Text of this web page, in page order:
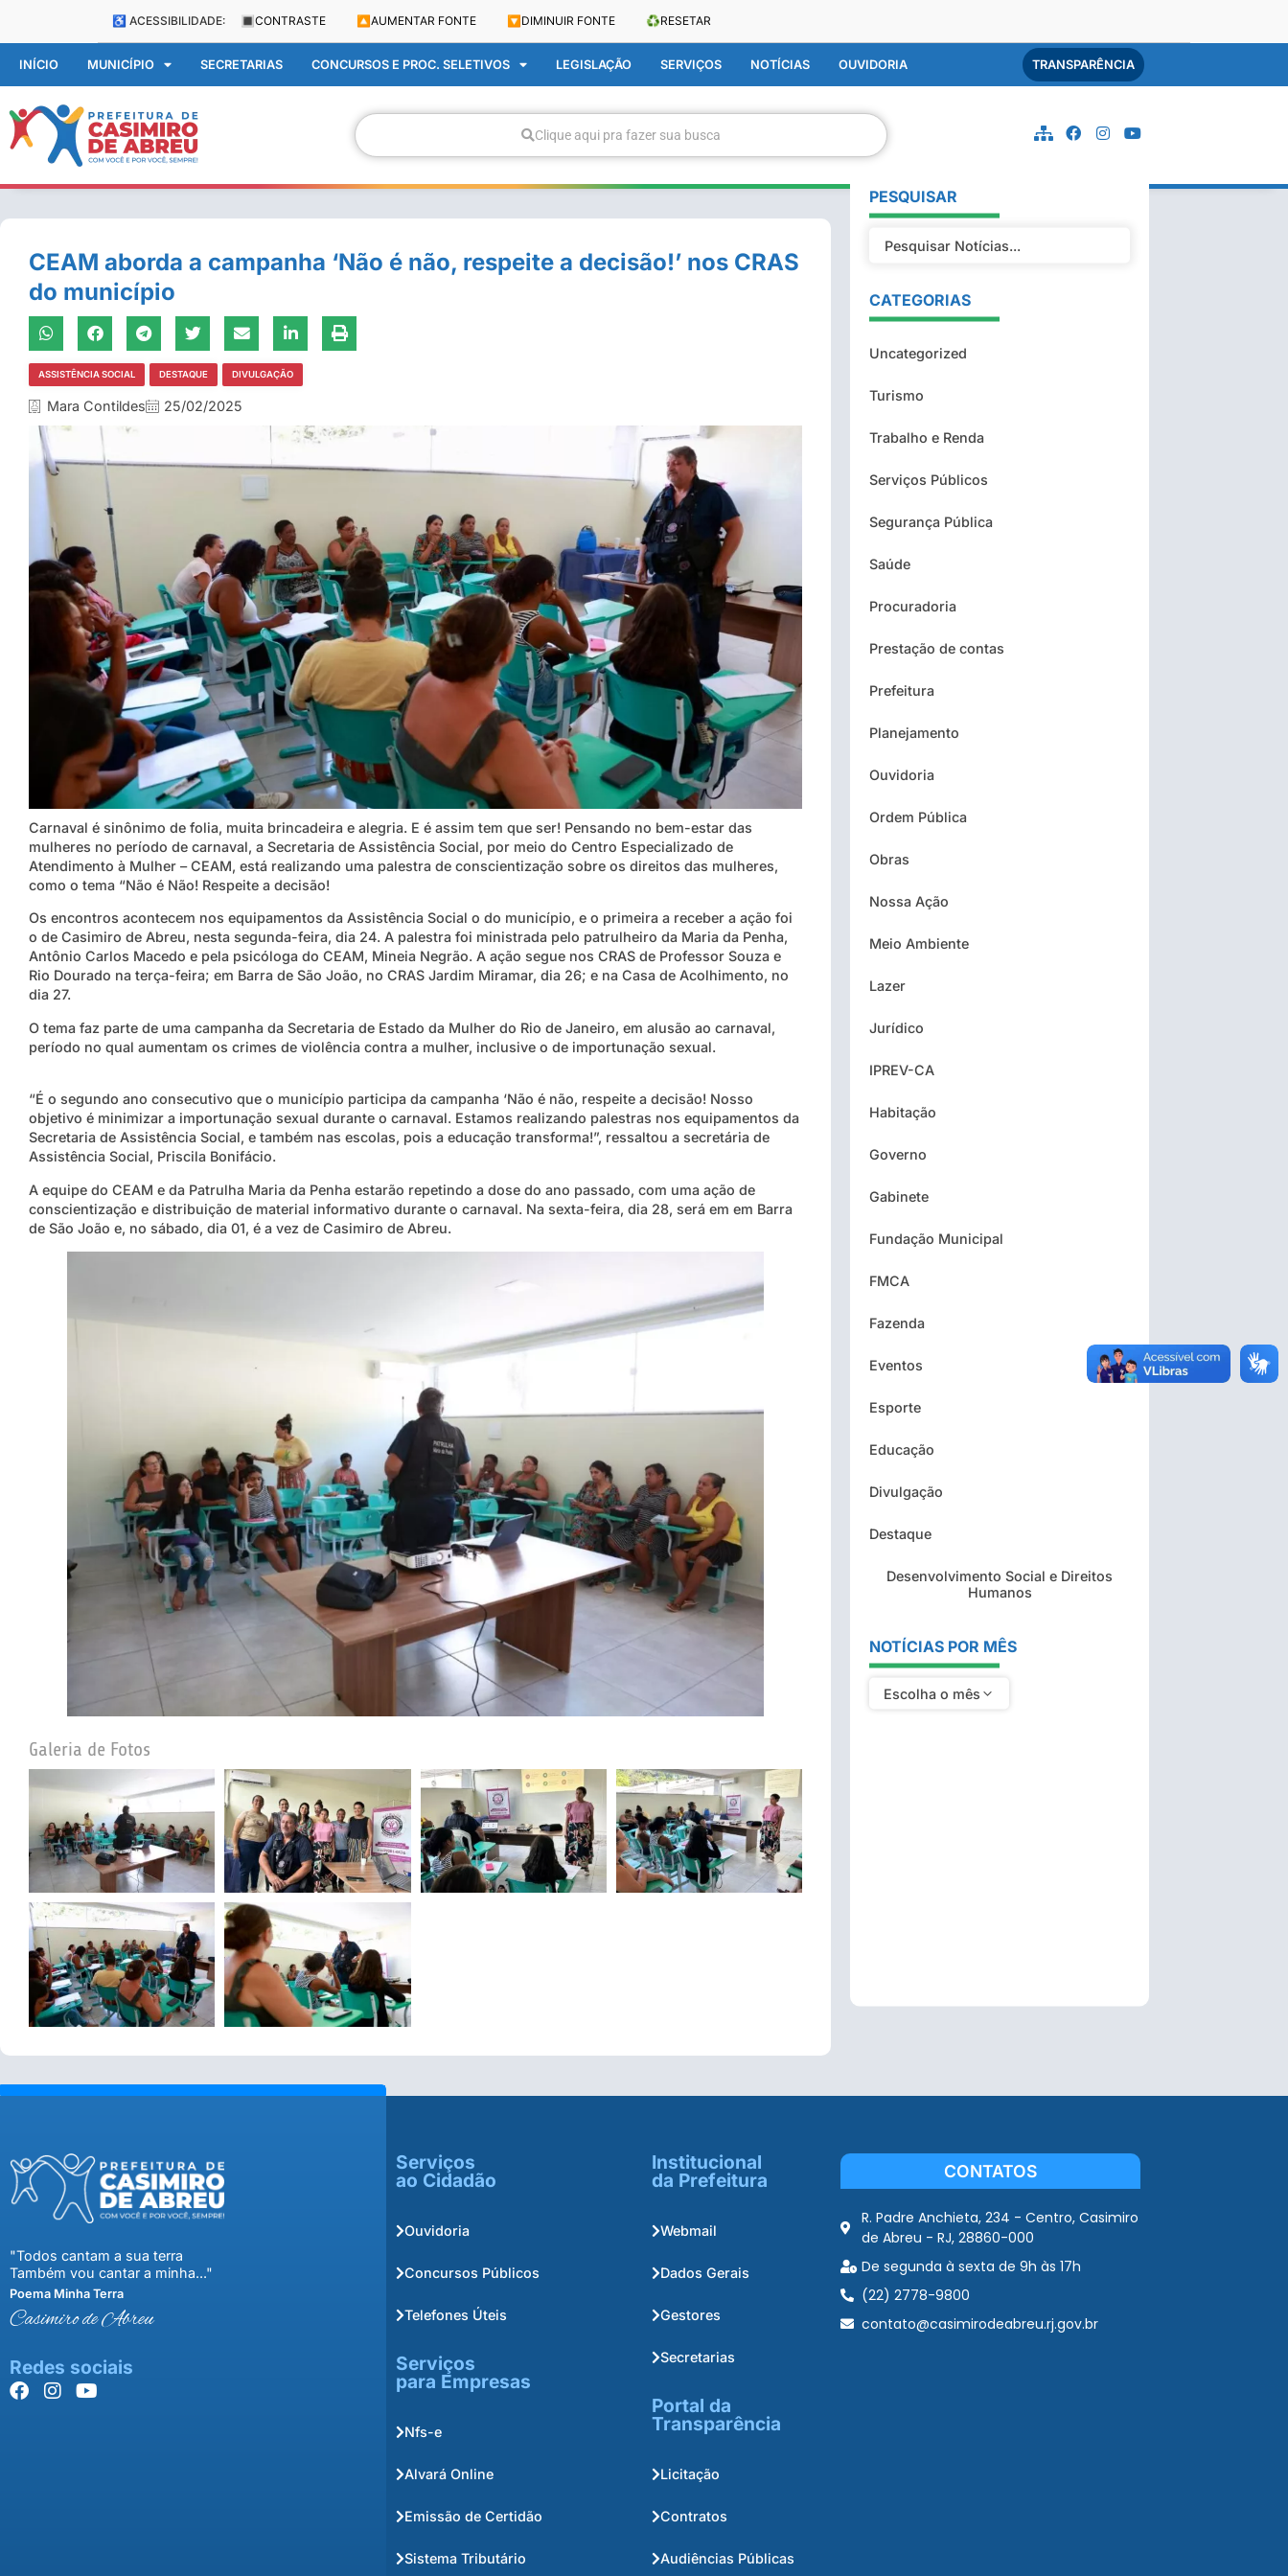
♿ ACESSIBILIDADE: 🔳 CONTRASTE 🔼 AUMENTAR FONTE 🔽 DIMINUIR FONTE ♻️RESETAR
INÍCIO MUNICÍPIO SECRETARIAS CONCURSOS E PROC. SELETIVOS LEGISLAÇÃO SERVIÇOS NOTÍCIAS OUVIDORIA TRANSPARÊNCIA
Clique aqui pra fazer sua busca
CEAM aborda a campanha ‘Não é não, respeite a decisão!’ nos CRAS
do município
ASSISTÊNCIA SOCIAL DESTAQUE DIVULGAÇÃO
Mara Contildes 25/02/2025
Carnaval é sinônimo de folia, muita brincadeira e alegria. E é assim tem que ser! Pensando no bem-estar das
mulheres no período de carnaval, a Secretaria de Assistência Social, por meio do Centro Especializado de
Atendimento à Mulher – CEAM, está realizando uma palestra de conscientização sobre os direitos das mulheres,
como o tema “Não é Não! Respeite a decisão!
Os encontros acontecem nos equipamentos da Assistência Social o do município, e o primeira a receber a ação foi
o de Casimiro de Abreu, nesta segunda-feira, dia 24. A palestra foi ministrada pelo patrulheiro da Maria da Penha,
Antônio Carlos Macedo e pela psicóloga do CEAM, Mineia Negrão. A ação segue nos CRAS de Professor Souza e
Rio Dourado na terça-feira; em Barra de São João, no CRAS Jardim Miramar, dia 26; e na Casa de Acolhimento, no
dia 27.
O tema faz parte de uma campanha da Secretaria de Estado da Mulher do Rio de Janeiro, em alusão ao carnaval,
período no qual aumentam os crimes de violência contra a mulher, inclusive o de importunação sexual.
“É o segundo ano consecutivo que o município participa da campanha ‘Não é não, respeite a decisão! Nosso
objetivo é minimizar a importunação sexual durante o carnaval. Estamos realizando palestras nos equipamentos da
Secretaria de Assistência Social, e também nas escolas, pois a educação transforma!”, ressaltou a secretária de
Assistência Social, Priscila Bonifácio.
A equipe do CEAM e da Patrulha Maria da Penha estarão repetindo a dose do ano passado, com uma ação de
conscientização e distribuição de material informativo durante o carnaval. Na sexta-feira, dia 28, será em em Barra
de São João e, no sábado, dia 01, é a vez de Casimiro de Abreu.
Galeria de Fotos
PESQUISAR
CATEGORIAS
Uncategorized
Turismo
Trabalho e Renda
Serviços Públicos
Segurança Pública
Saúde
Procuradoria
Prestação de contas
Prefeitura
Planejamento
Ouvidoria
Ordem Pública
Obras
Nossa Ação
Meio Ambiente
Lazer
Jurídico
IPREV-CA
Habitação
Governo
Gabinete
Fundação Municipal
FMCA
Fazenda
Eventos
Esporte
Educação
Divulgação
Destaque
Desenvolvimento Social e Direitos
Humanos
NOTÍCIAS POR MÊS
Escolha o mês
"Todos cantam a sua terra
Também vou cantar a minha..."
Poema Minha Terra
Casimiro de Abreu
Redes sociais
Serviços
ao Cidadão
Ouvidoria
Concursos Públicos
Telefones Úteis
Serviços
para Empresas
Nfs-e
Alvará Online
Emissão de Certidão
Sistema Tributário
Institucional
da Prefeitura
Webmail
Dados Gerais
Gestores
Secretarias
Portal da
Transparência
Licitação
Contratos
Audiências Públicas
CONTATOS
R. Padre Anchieta, 234 - Centro, Casimiro
de Abreu - RJ, 28860-000
De segunda à sexta de 9h às 17h
(22) 2778-9800
contato@casimirodeabreu.rj.gov.br